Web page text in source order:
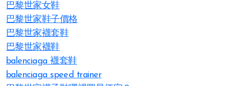
巴黎世家女鞋
巴黎世家鞋子價格
巴黎世家襪套鞋
巴黎世家襪鞋
balenciaga 襪套鞋
balenciaga speed trainer